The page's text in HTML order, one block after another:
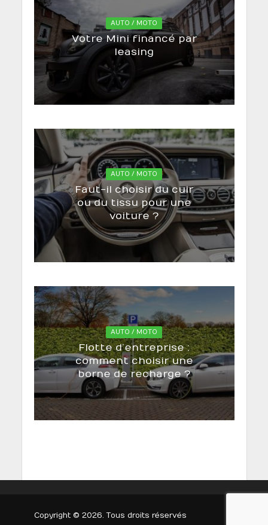
AUTO / MOTO
Votre Mini financé par
leasing
AUTO / MOTO
Faut-il choisir du cuir
ou du tissu pour une
voiture ?
AUTO / MOTO
Flotte d’entreprise :
comment choisir une
borne de recharge ?
Copyright © 2026. Tous droits réservés